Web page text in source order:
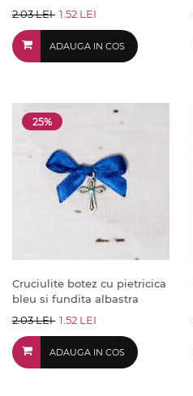
2.03 LEI 1.52 LEI
ADAUGA IN COS
25%
Cruciulite botez cu pietricica
bleu si fundita albastra
2.03 LEI 1.52 LEI
ADAUGA IN COS